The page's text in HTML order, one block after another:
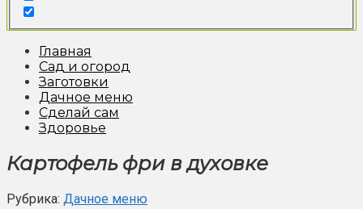
Главная
Сад и огород
Заготовки
Дачное меню
Сделай сам
Здоровье
Картофель фри в духовке
Рубрика: Дачное меню